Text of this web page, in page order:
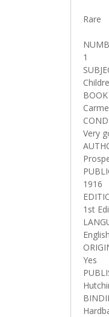
Rare
1
Very
1916
1st
English
Yes